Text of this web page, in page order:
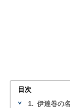
目次
1. 伊達巻の